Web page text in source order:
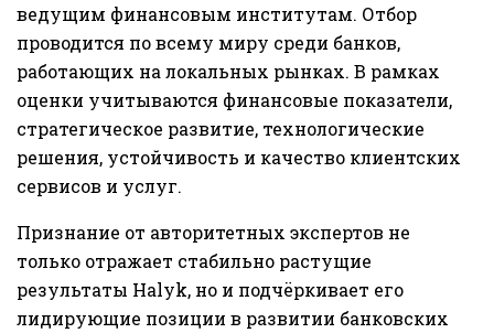
ведущим финансовым институтам. Отбор
проводится по всему миру среди банков,
работающих на локальных рынках. В рамках
оценки учитываются финансовые показатели,
стратегическое развитие, технологические
решения, устойчивость и качество клиентских
сервисов и услуг.
Признание от авторитетных экспертов не
только отражает стабильно растущие
результаты Halyk, но и подчёркивает его
лидирующие позиции в развитии банковских